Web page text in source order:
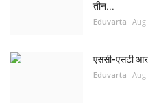
तीन...
Eduvarta Aug
एससी-एसटी
Eduvarta Aug